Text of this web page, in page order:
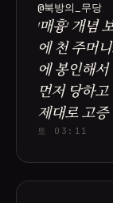
@북방의_무당
'매흉' 개념
에 천 주머
에 봉인해
먼저 당하
제대로 고증
토 03:11